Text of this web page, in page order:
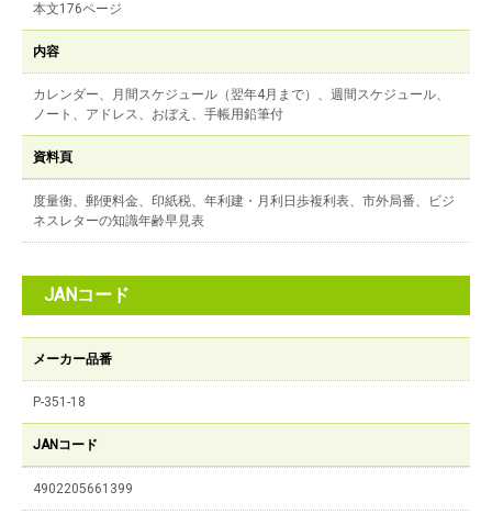
本文176ページ
内容
カレンダー、月間スケジュール（翌年4月まで）、週間スケジュール、
ノート、アドレス、おぼえ、手帳用鉛筆付
資料頁
度量衡、郵便料金、印紙税、年利建・月利日歩複利表、市外局番、ビジ
ネスレターの知識年齢早見表
JANコード
メーカー品番
P-351-18
JANコード
4902205661399